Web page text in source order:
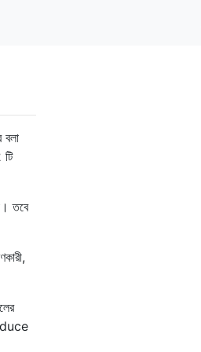
বলা
তবে